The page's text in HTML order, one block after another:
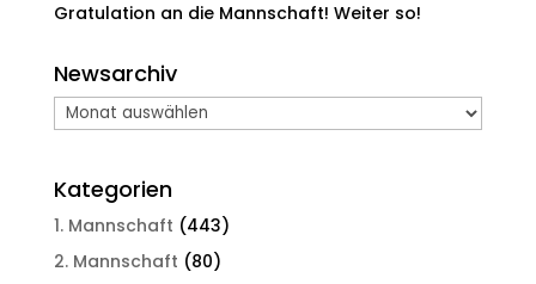
Gratulation an die Mannschaft! Weiter so!
Newsarchiv
Newsarchiv
Kategorien
1. Mannschaft (443)
2. Mannschaft (80)